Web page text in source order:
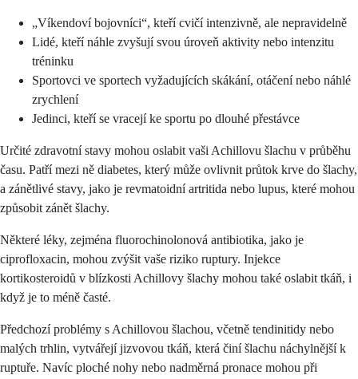
„Víkendoví bojovníci“, kteří cvičí intenzivně, ale nepravidelně
Lidé, kteří náhle zvyšují svou úroveň aktivity nebo intenzitu
tréninku
Sportovci ve sportech vyžadujících skákání, otáčení nebo náhlé
zrychlení
Jedinci, kteří se vracejí ke sportu po dlouhé přestávce
Určité zdravotní stavy mohou oslabit vaši Achillovu šlachu v průběhu
času. Patří mezi ně diabetes, který může ovlivnit průtok krve do šlachy,
a zánětlivé stavy, jako je revmatoidní artritida nebo lupus, které mohou
způsobit zánět šlachy.
Některé léky, zejména fluorochinolonová antibiotika, jako je
ciprofloxacin, mohou zvýšit vaše riziko ruptury. Injekce
kortikosteroidů v blízkosti Achillovy šlachy mohou také oslabit tkáň, i
když je to méně časté.
Předchozí problémy s Achillovou šlachou, včetně tendinitidy nebo
malých trhlin, vytvářejí jizvovou tkáň, která činí šlachu náchylnější k
ruptuře. Navíc ploché nohy nebo nadměrná pronace mohou při